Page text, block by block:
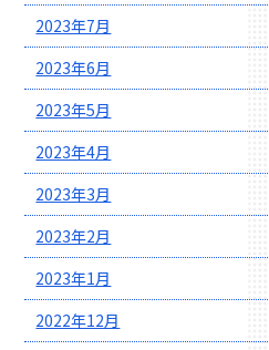
2023年7月
2023年6月
2023年5月
2023年4月
2023年3月
2023年2月
2023年1月
2022年12月